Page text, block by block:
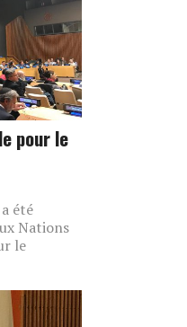
pour le
été
Nations
le